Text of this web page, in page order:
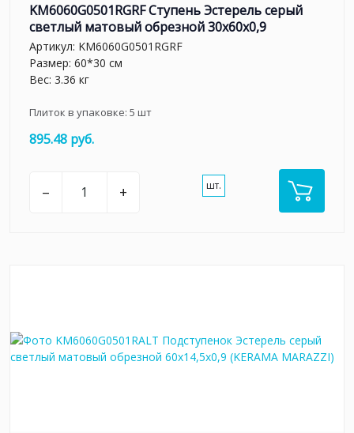
KM6060G0501RGRF Ступень Эстерель серый
светлый матовый обрезной 30x60x0,9
Артикул: KM6060G0501RGRF
Размер: 60*30 см
Вес: 3.36 кг
Плиток в упаковке: 5 шт
895.48 руб.
– + шт.